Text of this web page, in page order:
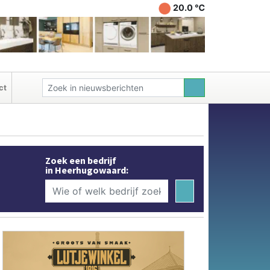
20.0 ℃
Zoek een bedrijf
in Heerhugowaard: